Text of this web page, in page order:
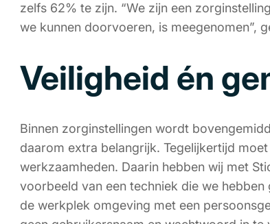
zelfs 62% te zijn. “We zijn een
we kunnen doorvoeren, is meegenomen”,
Veiligheid én
Binnen zorginstellingen wordt
daarom extra belangrijk. Tegelijkertijd
werkzaamheden. Daarin hebben wij met
voorbeeld van een techniek die we
de werkplek omgeving met een